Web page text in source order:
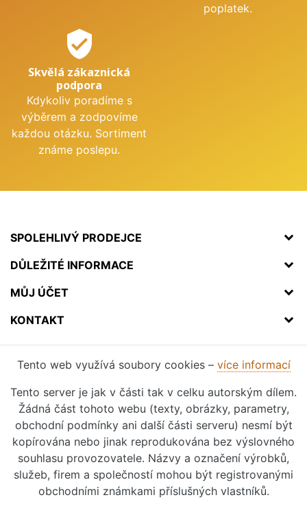
poplatek.
verified_user
Skvělá zákaznická
podpora
Kdykoliv poradíme s
výběrem a zodpovíme
každou otázku. Sortiment
známe poslepu.
SPOLEHLIVÝ PRODEJCE
DŮLEŽITÉ INFORMACE
MŮJ ÚČET
KONTAKT
Tento web využívá soubory cookies – více informací
Tento server je jak v části tak v celku autorským dílem.
Žádná část tohoto webu (texty, obrázky, parametry,
obchodní podmínky ani další části serveru) nesmí být
kopírována nebo jinak reprodukována bez výslovného
souhlasu provozovatele. Názvy a označení výrobků,
služeb, firem a společností mohou být registrovanými
obchodními známkami příslušných vlastníků.